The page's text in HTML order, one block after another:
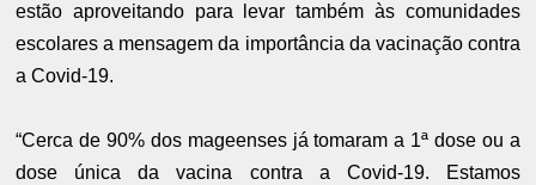
estão aproveitando para levar também às comunidades
escolares a mensagem da importância da vacinação contra
a Covid-19.
“Cerca de 90% dos mageenses já tomaram a 1ª dose ou a
dose única da vacina contra a Covid-19. Estamos